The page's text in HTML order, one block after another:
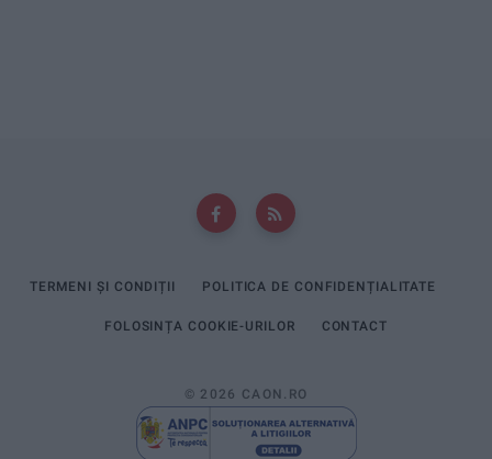
TERMENI ȘI CONDIȚII POLITICA DE CONFIDENȚIALITATE
FOLOSINȚA COOKIE-URILOR CONTACT
© 2026 CAON.RO